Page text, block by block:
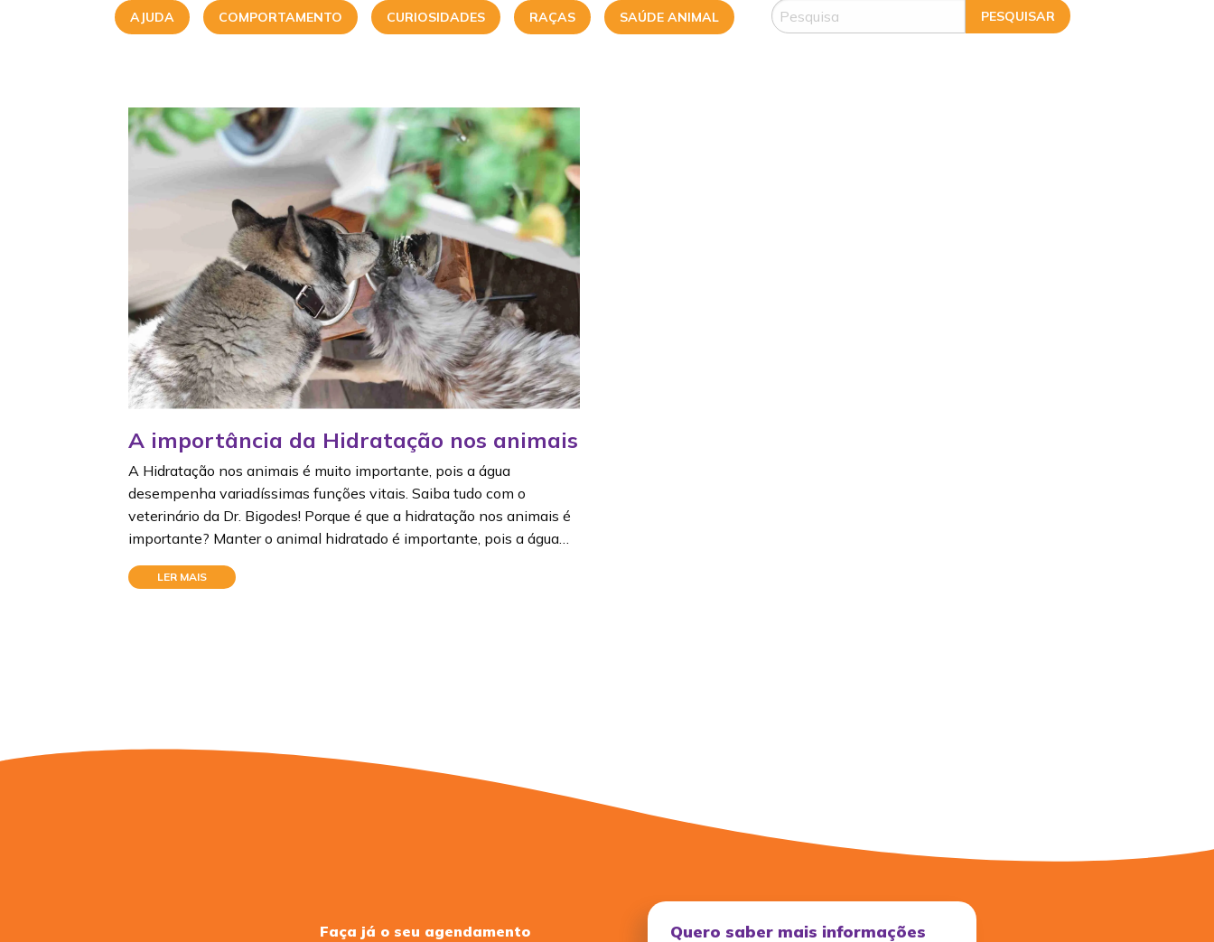
AJUDA COMPORTAMENTO CURIOSIDADES RAÇAS SAÚDE ANIMAL
A importância da Hidratação nos animais
A Hidratação nos animais é muito importante, pois a água
desempenha variadíssimas funções vitais. Saiba tudo com o
veterinário da Dr. Bigodes! Porque é que a hidratação nos animais é
importante? Manter o animal hidratado é importante, pois a água…
LER MAIS
Faça já o seu agendamento
Quero saber mais informações